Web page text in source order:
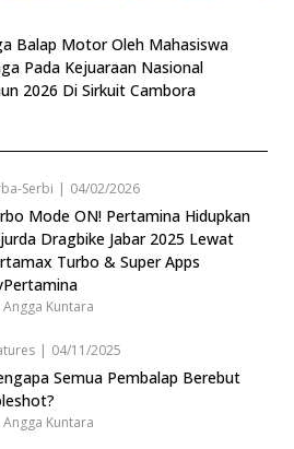
Balap Motor Oleh Mahasiswa
Pada Kejuaraan Nasional
2026 Di Sirkuit Cambora
Serbi | 04/02/2026
Mode ON! Pertamina Hidupkan
Dragbike Jabar 2025 Lewat
Turbo & Super Apps
Angga Kuntara
| 04/11/2025
Semua Pembalap Berebut
Angga Kuntara